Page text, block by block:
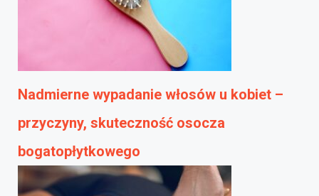
Nadmierne wypadanie włosów u kobiet –
przyczyny, skuteczność osocza
bogatopłytkowego